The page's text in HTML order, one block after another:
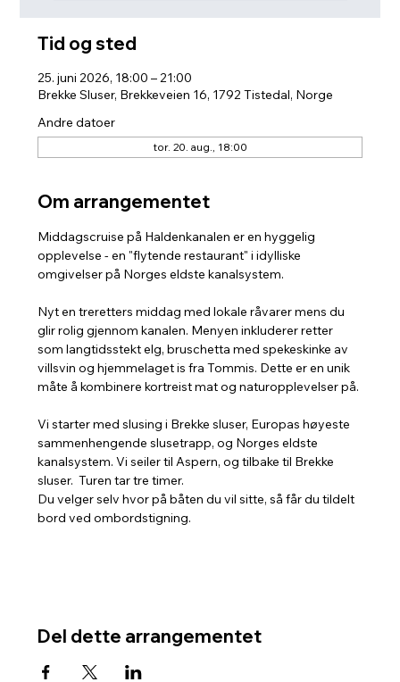
Tid og sted
25. juni 2026, 18:00 – 21:00
Brekke Sluser, Brekkeveien 16, 1792 Tistedal, Norge
Andre datoer
tor. 20. aug., 18:00
Om arrangementet
Middagscruise på Haldenkanalen er en hyggelig
opplevelse - en "flytende restaurant" i idylliske
omgivelser på Norges eldste kanalsystem.
Nyt en treretters middag med lokale råvarer mens du
glir rolig gjennom kanalen. Menyen inkluderer retter
som langtidsstekt elg, bruschetta med spekeskinke av
villsvin og hjemmelaget is fra Tommis. Dette er en unik
måte å kombinere kortreist mat og naturopplevelser på.
Vi starter med slusing i Brekke sluser, Europas høyeste
sammenhengende slusetrapp, og Norges eldste
kanalsystem. Vi seiler til Aspern, og tilbake til Brekke
sluser.  Turen tar tre timer.
Du velger selv hvor på båten du vil sitte, så får du tildelt
bord ved ombordstigning.
Del dette arrangementet